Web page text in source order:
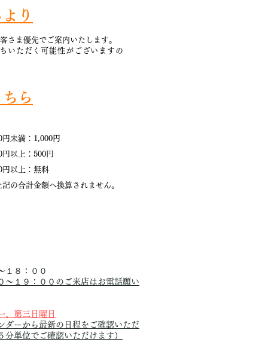
り
さま優先でご案内いたします。
いただく可能性がございますの
ら
未満：1,000円
以上：500円
円以上：無料
の合計金額へ換算されません。
１８：００
〜１９：００のご来店はお電話願い
、第三日曜日
ダーから最新の日程を ご確認いただ
分単位でご確認いただけます）